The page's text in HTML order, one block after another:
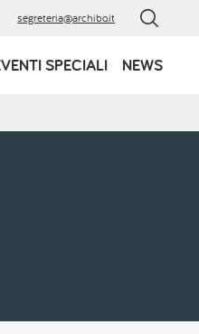
segreteria@archibo.it
SPECIALI NEWS